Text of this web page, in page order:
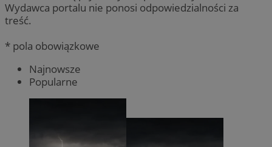
Wydawca portalu nie ponosi odpowiedzialności za
treść.
* pola obowiązkowe
Najnowsze
Popularne